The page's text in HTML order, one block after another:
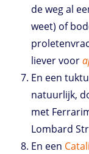
de weg al
weet) of
liever voor
En een
natuurlijk,
met
Lombard
En een